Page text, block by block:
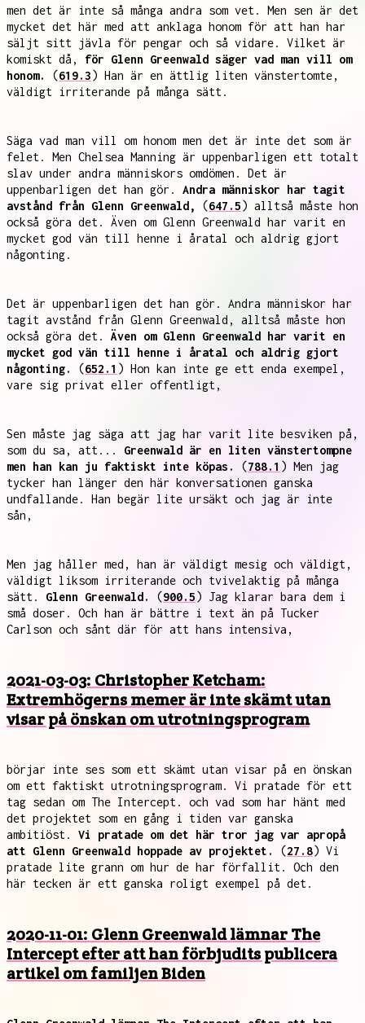
men det är inte så många andra som vet. Men sen är det
mycket det här med att anklaga honom för att han har
säljt sitt jävla för pengar och så vidare. Vilket är
komiskt då, för Glenn Greenwald säger vad man vill om
honom.
(619.3) Han är en ättlig liten vänstertomte,
väldigt irriterande på många sätt.
Säga vad man vill om honom men det är inte det som är
felet. Men Chelsea Manning är uppenbarligen ett totalt
slav under andra människors omdömen. Det är
uppenbarligen det han gör. Andra människor har tagit
avstånd från Glenn Greenwald,
(647.5) alltså måste hon
också göra det. Även om Glenn Greenwald har varit en
mycket god vän till henne i åratal och aldrig gjort
någonting.
Det är uppenbarligen det han gör. Andra människor har
tagit avstånd från Glenn Greenwald, alltså måste hon
också göra det. Även om Glenn Greenwald har varit en
mycket god vän till henne i åratal och aldrig gjort
någonting.
(652.1 ) Hon kan inte ge ett enda exempel,
vare sig privat eller offentligt,
Sen måste jag säga att jag har varit lite besviken på,
som du sa, att... Greenwald är en liten vänstertompne
men han kan ju faktiskt inte köpas.
(788.1 ) Men jag
tycker han länger den här konversationen ganska
undfallande. Han begär lite ursäkt och jag är inte
sån,
Men jag håller med, han är väldigt mesig och väldigt,
väldigt liksom irriterande och tvivelaktig på många
sätt. Glenn Greenwald. (900.5) Jag klarar bara dem i
små doser. Och han är bättre i text än på Tucker
Carlson och sånt där för att hans intensiva,
2021-03-03: Christopher Ketcham:
Extremhögerns memer är inte skämt utan
visar på önskan om utrotningsprogram
börjar inte ses som ett skämt utan visar på en önskan
om ett faktiskt utrotningsprogram. Vi pratade för ett
tag sedan om The Intercept. och vad som har hänt med
det projektet som en gång i tiden var ganska
ambitiöst. Vi pratade om det här tror jag var apropå
att Glenn Greenwald hoppade av projektet.
(27.8) Vi
pratade lite grann om hur de har förfallit. Och den
här tecken är ett ganska roligt exempel på det.
2020-11-01: Glenn Greenwald lämnar The
Intercept efter att han förbjudits publicera
artikel om familjen Biden